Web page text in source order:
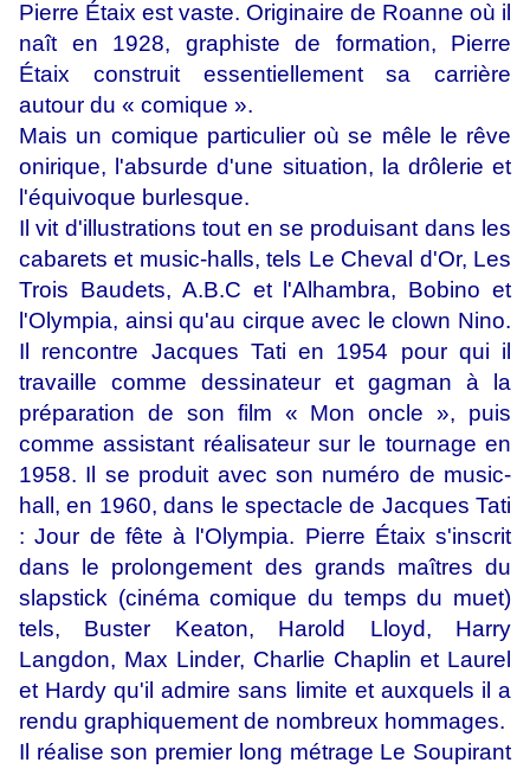
Pierre Étaix est vaste. Originaire de Roanne où il
naît en 1928, graphiste de formation, Pierre
Étaix construit essentiellement sa carrière
autour du « comique ».
Mais un comique particulier où se mêle le rêve
onirique, l'absurde d'une situation, la drôlerie et
l'équivoque burlesque.
Il vit d'illustrations tout en se produisant dans les
cabarets et music-halls, tels Le Cheval d'Or, Les
Trois Baudets, A.B.C et l'Alhambra, Bobino et
l'Olympia, ainsi qu'au cirque avec le clown Nino.
Il rencontre Jacques Tati en 1954 pour qui il
travaille comme dessinateur et gagman à la
préparation de son film « Mon oncle », puis
comme assistant réalisateur sur le tournage en
1958. Il se produit avec son numéro de music-
hall, en 1960, dans le spectacle de Jacques Tati
: Jour de fête à l'Olympia. Pierre Étaix s'inscrit
dans le prolongement des grands maîtres du
slapstick (cinéma comique du temps du muet)
tels, Buster Keaton, Harold Lloyd, Harry
Langdon, Max Linder, Charlie Chaplin et Laurel
et Hardy qu'il admire sans limite et auxquels il a
rendu graphiquement de nombreux hommages.
Il réalise son premier long métrage Le Soupirant